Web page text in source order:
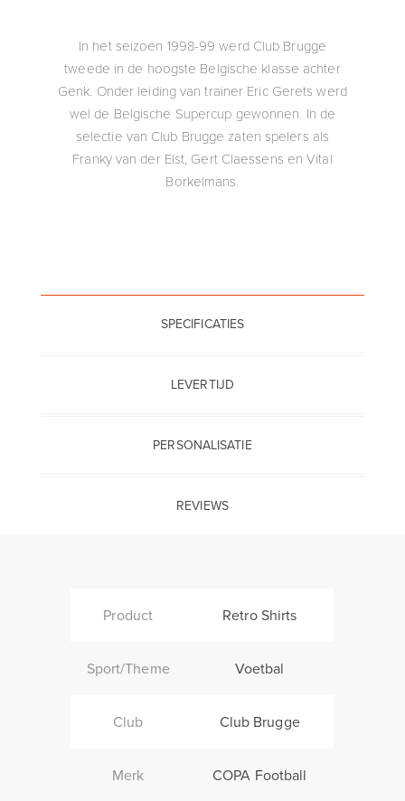
In het seizoen 1998-99 werd Club Brugge
tweede in de hoogste Belgische klasse achter
Genk. Onder leiding van trainer Eric Gerets werd
wel de Belgische Supercup gewonnen. In de
selectie van Club Brugge zaten spelers als
Franky van der Elst, Gert Claessens en Vital
Borkelmans.
SPECIFICATIES
LEVERTIJD
PERSONALISATIE
REVIEWS
Product Retro Shirts
Sport/Theme Voetbal
Club Club Brugge
Merk COPA Football